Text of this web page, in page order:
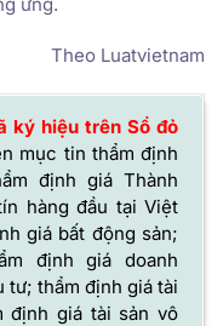
Theo Luatvietnam
ký hiệu trên Sổ đỏ
mục tin thẩm định
định giá Thành
hàng đầu tại Việt
giá bất động sản;
định giá doanh
tư; thẩm định giá tài
định giá tài sản vô